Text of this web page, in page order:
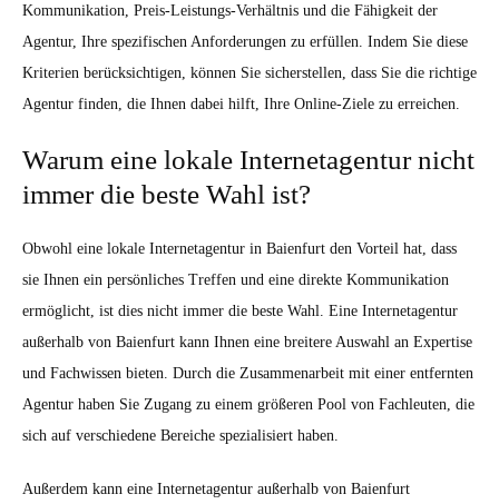
Kommunikation, Preis-Leistungs-Verhältnis und die Fähigkeit der
Agentur, Ihre spezifischen Anforderungen zu erfüllen. Indem Sie diese
Kriterien berücksichtigen, können Sie sicherstellen, dass Sie die richtige
Agentur finden, die Ihnen dabei hilft, Ihre Online-Ziele zu erreichen.
Warum eine lokale Internetagentur nicht
immer die beste Wahl ist?
Obwohl eine lokale Internetagentur in Baienfurt den Vorteil hat, dass
sie Ihnen ein persönliches Treffen und eine direkte Kommunikation
ermöglicht, ist dies nicht immer die beste Wahl. Eine Internetagentur
außerhalb von Baienfurt kann Ihnen eine breitere Auswahl an Expertise
und Fachwissen bieten. Durch die Zusammenarbeit mit einer entfernten
Agentur haben Sie Zugang zu einem größeren Pool von Fachleuten, die
sich auf verschiedene Bereiche spezialisiert haben.
Außerdem kann eine Internetagentur außerhalb von Baienfurt